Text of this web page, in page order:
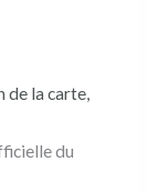
de la carte,
du